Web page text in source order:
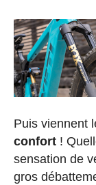
Puis viennent
confort !
sensation de
gros